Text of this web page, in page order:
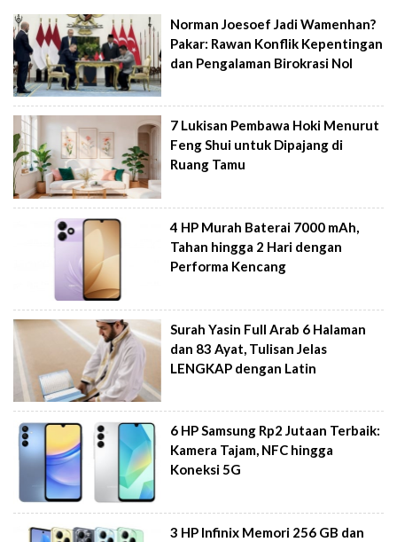
Norman Joesoef Jadi Wamenhan?
Pakar: Rawan Konflik Kepentingan
dan Pengalaman Birokrasi Nol
7 Lukisan Pembawa Hoki Menurut
Feng Shui untuk Dipajang di
Ruang Tamu
4 HP Murah Baterai 7000 mAh,
Tahan hingga 2 Hari dengan
Performa Kencang
Surah Yasin Full Arab 6 Halaman
dan 83 Ayat, Tulisan Jelas
LENGKAP dengan Latin
6 HP Samsung Rp2 Jutaan Terbaik:
Kamera Tajam, NFC hingga
Koneksi 5G
3 HP Infinix Memori 256 GB dan